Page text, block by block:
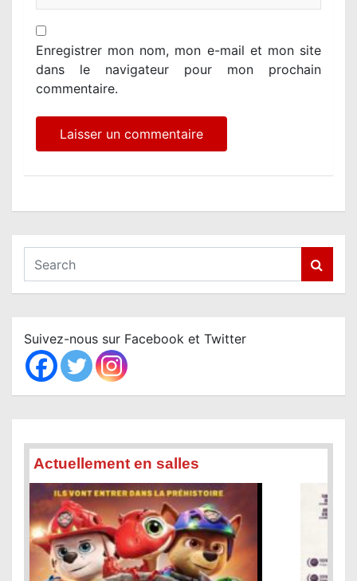
Enregistrer mon nom, mon e-mail et mon site
dans le navigateur pour mon prochain
commentaire.
a
c
h
Suivez-nous sur Facebook et Twitter
Actuellement en salles